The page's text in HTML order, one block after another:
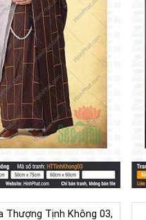
Thượng Tịnh Không 03,